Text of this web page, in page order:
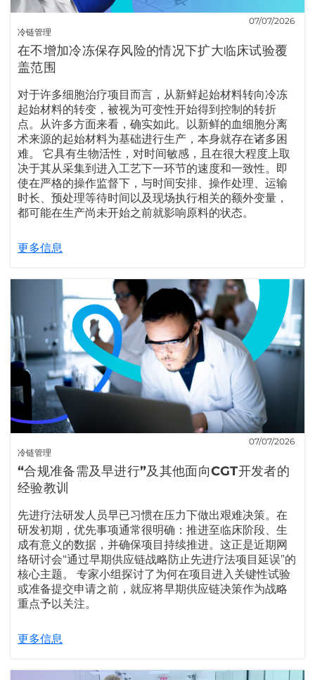
冷链管理
07/07/2026
在不增加冷冻保存风险的情况下扩大临床试验覆
盖范围
对于许多细胞治疗项目而言，从新鲜起始材料转向冷冻
起始材料的转变，被视为可变性开始得到控制的转折
点。从许多方面来看，确实如此。以新鲜的血细胞分离
术来源的起始材料为基础进行生产，本身就存在诸多困
难。 它具有生物活性，对时间敏感，且在很大程度上取
决于其从采集到进入工艺下一环节的速度和一致性。即
使在严格的操作监督下，与时间安排、操作处理、运输
时长、预处理等待时间以及现场执行相关的额外变量，
都可能在生产尚未开始之前就影响原料的状态。
更多信息
冷链管理
07/07/2026
“合规准备需及早进行”及其他面向CGT开发者的
经验教训
先进疗法研发人员早已习惯在压力下做出艰难决策。在
研发初期，优先事项通常很明确：推进至临床阶段、生
成有意义的数据，并确保项目持续推进。这正是近期网
络研讨会“通过早期供应链战略防止先进疗法项目延误”的
核心主题。 专家小组探讨了为何在项目进入关键性试验
或准备提交申请之前，就应将早期供应链决策作为战略
重点予以关注。
更多信息